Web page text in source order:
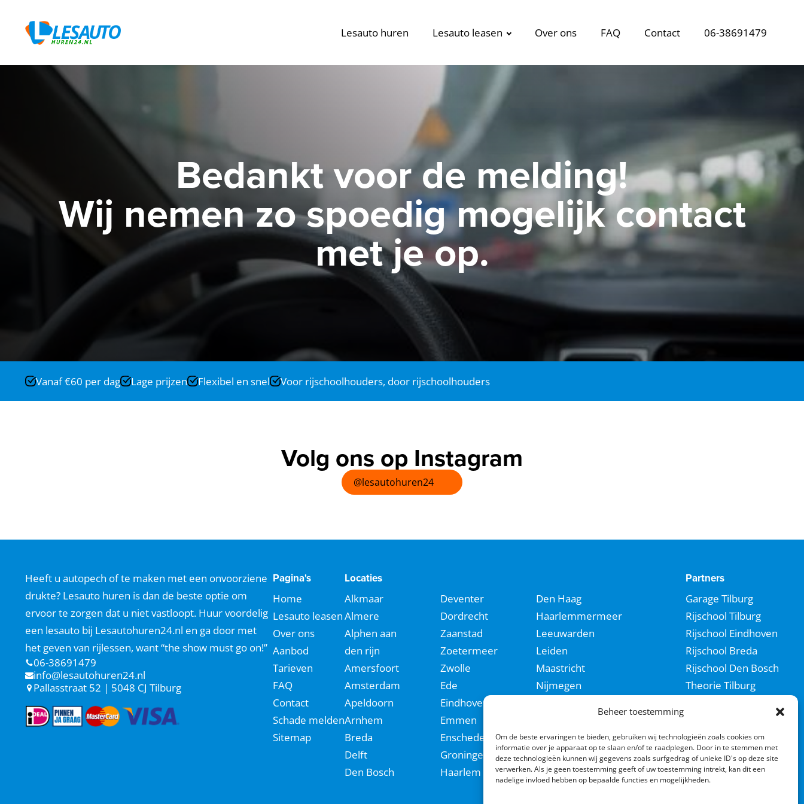
Beheer toestemming
Om de beste ervaringen te bieden, gebruiken wij technologieën zoals cookies om
informatie over je apparaat op te slaan en/of te raadplegen. Door in te stemmen met
deze technologieën kunnen wij gegevens zoals surfgedrag of unieke ID's op deze site
verwerken. Als je geen toestemming geeft of uw toestemming intrekt, kan dit een
nadelige invloed hebben op bepaalde functies en mogelijkheden.
Lesauto huren Lesauto leasen Over ons FAQ Contact 06-38691479
Bedankt voor de melding!
Wij nemen zo spoedig mogelijk contact
met je op.
Vanaf €60 per dag Lage prijzen Flexibel en snel Voor rijschoolhouders, door rijschoolhouders
Volg ons op Instagram
@lesautohuren24
Heeft u autopech of te maken met een onvoorziene
drukte? Lesauto huren is dan de beste optie om
ervoor te zorgen dat u niet vastloopt. Huur voordelig
een lesauto bij Lesautohuren24.nl en ga door met
het geven van rijlessen, want “the show must go on!”
06-38691479
info@lesautohuren24.nl
Pallasstraat 52 | 5048 CJ Tilburg
Pagina's
Home
Lesauto leasen
Over ons
Aanbod
Tarieven
FAQ
Contact
Schade melden
Sitemap
Locaties
Alkmaar
Almere
Alphen aan
den rijn
Amersfoort
Amsterdam
Apeldoorn
Arnhem
Breda
Delft
Den Bosch
Deventer
Dordrecht
Zaanstad
Zoetermeer
Zwolle
Ede
Eindhoven
Emmen
Enschede
Groningen
Haarlem
Den Haag
Haarlemmermeer
Leeuwarden
Leiden
Maastricht
Nijmegen
Utrecht
Venlo
Westland
Partners
Garage Tilburg
Rijschool Tilburg
Rijschool Eindhoven
Rijschool Breda
Rijschool Den Bosch
Theorie Tilburg